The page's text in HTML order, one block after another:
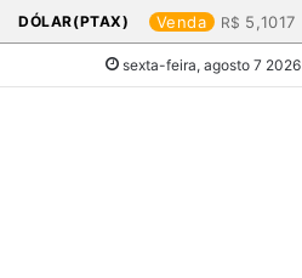
DÓLAR(PTAX) Venda 5,1017
sexta-feira, agosto 7 2026